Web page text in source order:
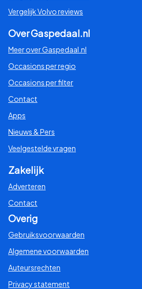
Vergelijk Volvo reviews
Over Gaspedaal.nl
Meer over Gaspedaal.nl
Occasions per regio
Occasions per filter
Contact
Apps
Nieuws & Pers
Veelgestelde vragen
Zakelijk
Adverteren
Contact
Overig
Gebruiksvoorwaarden
Algemene voorwaarden
Auteursrechten
Privacy statement